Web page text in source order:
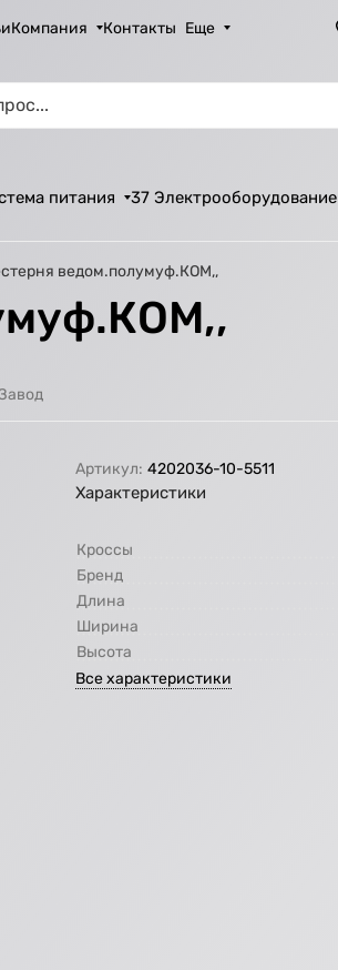
Компания Контакты Еще
питания 37 Электрооборудование
ведом.полумуф.КОМ,,
Артикул: 4202036-10-5511
Характеристики
Кроссы
Бренд
Длина
Ширина
Высота
Все характеристики